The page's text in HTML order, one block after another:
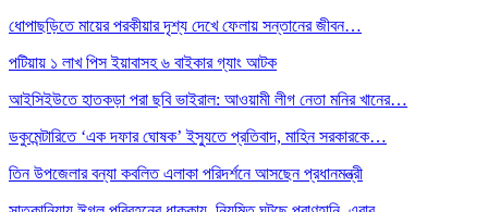
ধোপাছড়িতে মায়ের পরকীয়ার দৃশ্য দেখে ফেলায় সন্তানের জীবন…
পটিয়ায় ১ লাখ পিস ইয়াবাসহ ৬ বাইকার গ্যাং আটক
আইসিইউতে হাতকড়া পরা ছবি ভাইরাল: আওয়ামী লীগ নেতা মনির খানের…
ডকুমেন্টারিতে ‘এক দফার ঘোষক’ ইস্যুতে প্রতিবাদ, মাহিন সরকারকে…
তিন উপজেলার বন্যা কবলিত এলাকা পরিদর্শনে আসছেন প্রধানমন্ত্রী